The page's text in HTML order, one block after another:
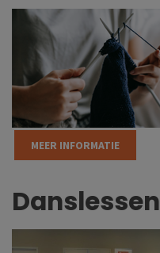
MEER INFORMATIE
Danslessen